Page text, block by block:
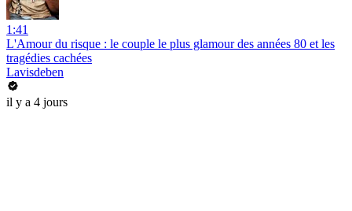
1:41
L'Amour du risque : le couple le plus glamour des années 80 et les
tragédies cachées
Lavisdeben
il y a 4 jours